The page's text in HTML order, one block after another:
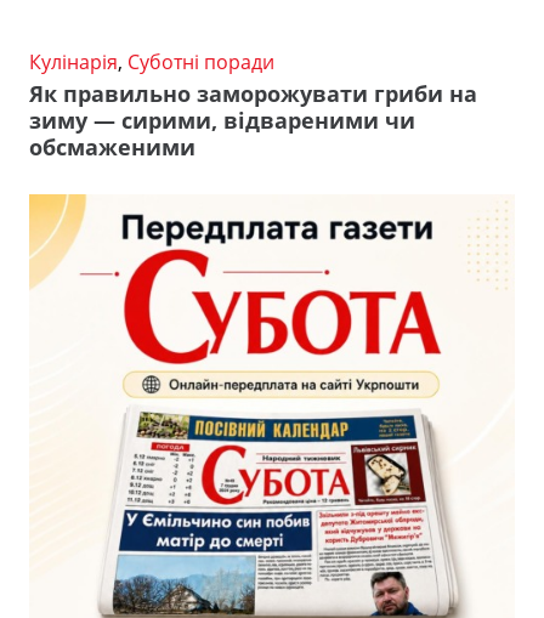
Кулінарія, Суботні поради
Як правильно заморожувати гриби на
зиму — сирими, відвареними чи
обсмаженими